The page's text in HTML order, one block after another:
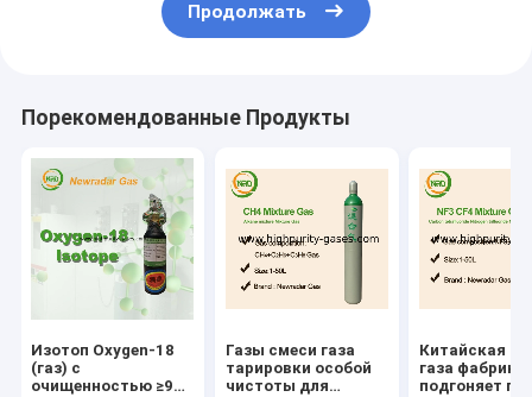
Продолжать
Порекомендованные Продукты
Изотоп Oxygen-18
(газ) с
очищенностью ≥97
Газы смеси газа
тарировки особой
чистоты для
Китайская
газа фабрики
подгоняет